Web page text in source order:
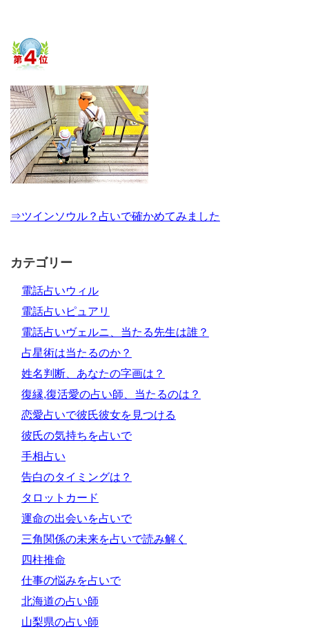
⇒ツインソウル？占いで確かめてみました
カテゴリー
電話占いウィル
電話占いピュアリ
電話占いヴェルニ、当たる先生は誰？
占星術は当たるのか？
姓名判断、あなたの字画は？
復縁,復活愛の占い師、当たるのは？
恋愛占いで彼氏彼女を見つける
彼氏の気持ちを占いで
手相占い
告白のタイミングは？
タロットカード
運命の出会いを占いで
三角関係の未来を占いで読み解く
四柱推命
仕事の悩みを占いで
北海道の占い師
山梨県の占い師